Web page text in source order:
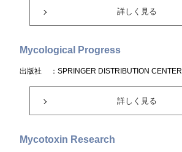
詳しく見る
Mycological Progress
出版社 ：SPRINGER DISTRIBUTION CENTER
詳しく見る
Mycotoxin Research